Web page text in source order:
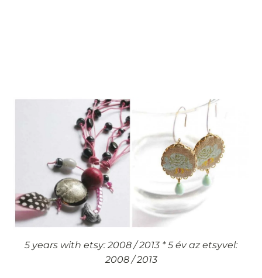
5 years with etsy: 2008 / 2013 * 5 év az etsyvel:
2008 / 2013